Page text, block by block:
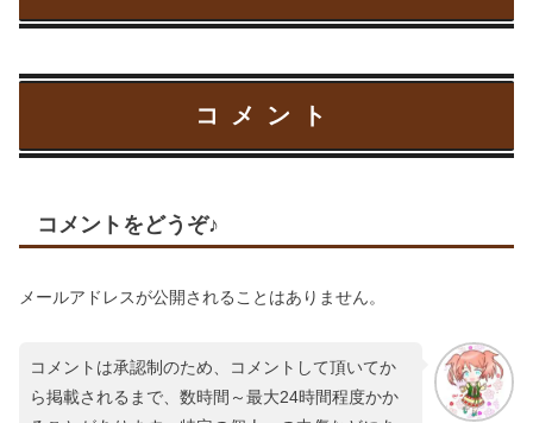
コメント
コメントをどうぞ♪
メールアドレスが公開されることはありません。
コメントは承認制のため、コメントして頂いてか
ら掲載されるまで、数時間～最大24時間程度かか